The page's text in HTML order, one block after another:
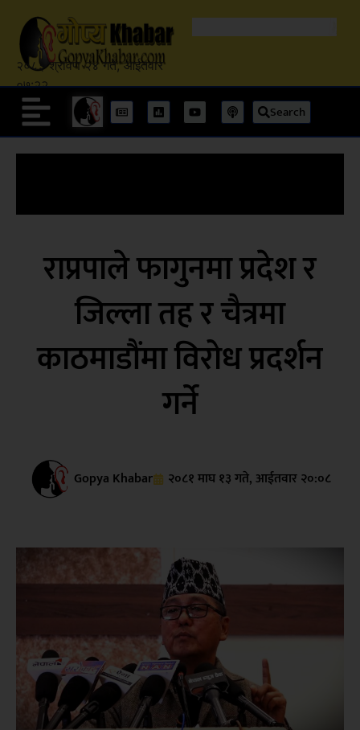
२०८३ श्रावण २४ गते, आईतवार
०७:२२
Search
राप्रपाले फागुनमा प्रदेश र
जिल्ला तह र चैत्रमा
काठमाडौंमा विरोध प्रदर्शन
गर्ने
Gopya Khabar २०८१ माघ १३ गते, आईतवार २०:०८